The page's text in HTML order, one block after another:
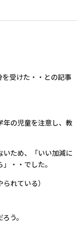
受けた・・との記事
年の児童を注意し、教
いため、「いい加減に
・・でした。
れている）
う。